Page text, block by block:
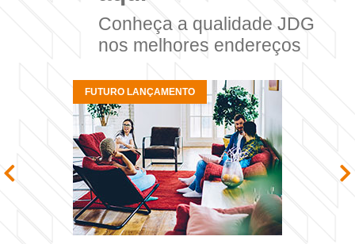
Conheça a qualidade JDG
nos melhores endereços
FUTURO LANÇAMENTO